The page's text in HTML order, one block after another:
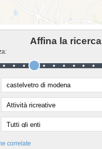
Affina la ricerca
correlate